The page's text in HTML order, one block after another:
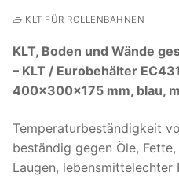
Suchen
nach:
KLT FÜR ROLLENBAHNEN
KLT, Boden und Wände
– KLT / Eurobehälter
400x300x175 mm, blau,
Temperaturbeständigkeit
beständig gegen Öle,
Laugen,